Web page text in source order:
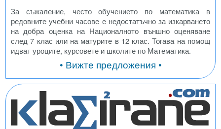
За съжаление, често обучението по математика в
редовните учебни часове е недостатъчно за изкарването
на добра оценка на Националното външно оценяване
след 7 клас или на матурите в 12 клас. Тогава на помощ
идват уроците, курсовете и школите по Математика.
• Вижте предложения •